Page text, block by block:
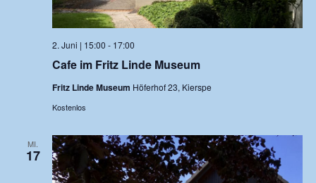
Cafe im Fritz Linde Museum
2. Juni | 15:00 - 17:00
Fritz Linde Museum Höferhof 23, Kierspe
Kostenlos
MI.
17